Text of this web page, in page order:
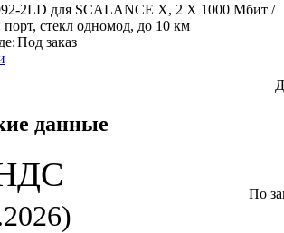
2LD для SCALANCE X, 2 X 1000 Мбит /
стекл одномод, до 10 км
Под заказ
данные
По